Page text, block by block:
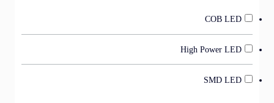
COB LED
High Power LED
SMD LED